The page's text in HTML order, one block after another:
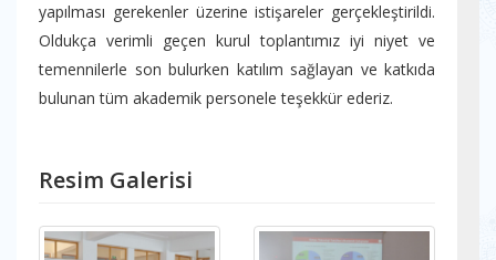
yapılması gerekenler üzerine istişareler gerçekleştirildi.
Oldukça verimli geçen kurul toplantımız iyi niyet ve
temennilerle son bulurken katılım sağlayan ve katkıda
bulunan tüm akademik personele teşekkür ederiz.
Resim Galerisi